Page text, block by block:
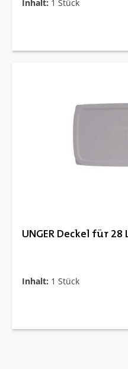
Inhalt: 1 Stück
UNGER Deckel für
Inhalt: 1 Stück